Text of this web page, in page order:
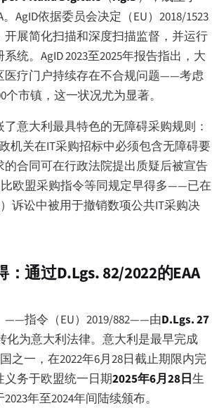
AgID依据委员会决定（EU）2018/1523
展简化扫描和深度扫描监督，并运行
统。AgID 2023至2025年报告指出，大
医疗门户持续存在不合规问题——考虑
个市镇，这一状况尤为显著。
了意大利最具特色的无障碍采购规则：
机关在IT采购招标中必须包含无障碍要
合同可在行政法院提出质疑后被宣告
欧盟采购指令等同规定早得多——已在
诉讼中被用于撤销数项公共IT采购决
通过D.Lgs. 82/2022的EAA
——指令（EU）2019/882——由D.Lgs. 27
化为意大利法律。意大利是最早完成
之一，在2022年6月28日截止期限内完
务于欧盟统一日期2025年6月28日生
年至2024年间陆续颁布。